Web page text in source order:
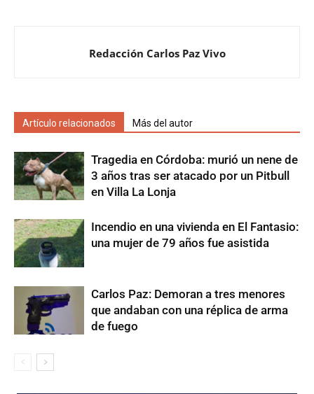
Redacción Carlos Paz Vivo
Artículo relacionados Más del autor
Tragedia en Córdoba: murió un nene de
3 años tras ser atacado por un Pitbull
en Villa La Lonja
Incendio en una vivienda en El Fantasio:
una mujer de 79 años fue asistida
Carlos Paz: Demoran a tres menores
que andaban con una réplica de arma
de fuego